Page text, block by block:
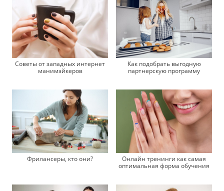
Советы от западных интернет
манимэйкеров
Как подобрать выгодную
партнерскую программу
Фрилансеры, кто они?
Онлайн тренинги как самая
оптимальная форма обучения